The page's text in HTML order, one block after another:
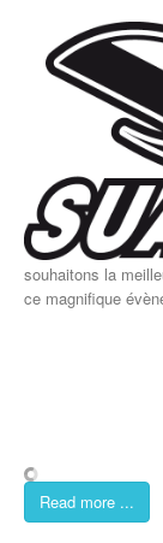
souhaitons la
ce magnifique
Read more ...